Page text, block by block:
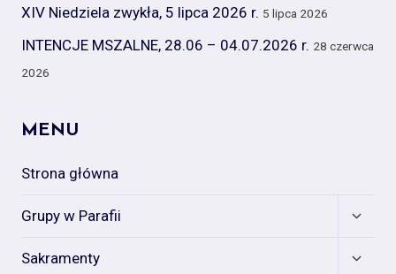
XIV Niedziela zwykła, 5 lipca 2026 r. 5 lipca 2026
INTENCJE MSZALNE, 28.06 – 04.07.2026 r. 28 czerwca
2026
MENU
Strona główna
Grupy w Parafii
Expand
Sakramenty
Expand